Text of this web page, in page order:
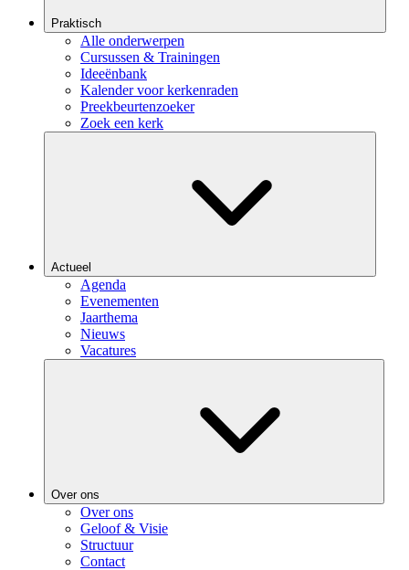
Praktisch
Alle onderwerpen
Cursussen & Trainingen
Ideeënbank
Kalender voor kerkenraden
Preekbeurtenzoeker
Zoek een kerk
Actueel
Agenda
Evenementen
Jaarthema
Nieuws
Vacatures
Over ons
Over ons
Geloof & Visie
Structuur
Contact